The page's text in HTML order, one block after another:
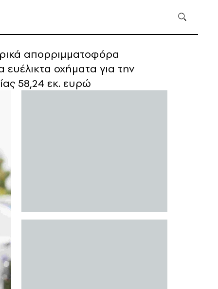
απορριμματοφόρα
οχήματα για την
58,24 εκ. ευρώ